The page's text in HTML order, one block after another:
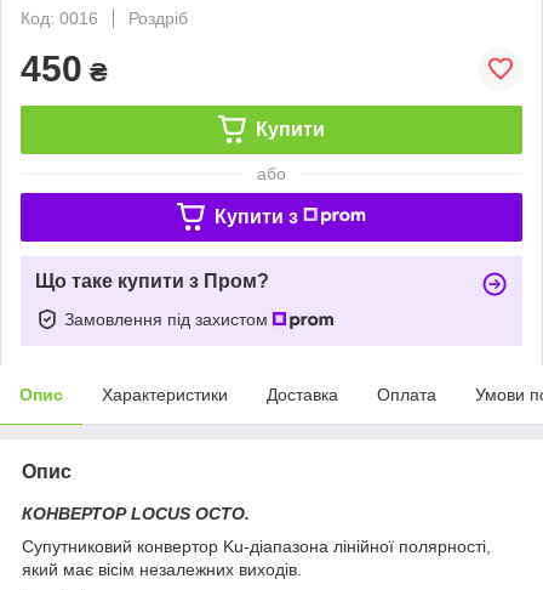
Код: 0016
Роздріб
450 ₴
Купити
або
Купити з
Що таке купити з Пром?
Замовлення під захистом
Опис Характеристики Доставка Оплата Умови
Опис
КОНВЕРТОР LOCUS OCTO.
Супутниковий конвертор Ku-діапазона лінійної полярності,
який має вісім незалежних виходів.